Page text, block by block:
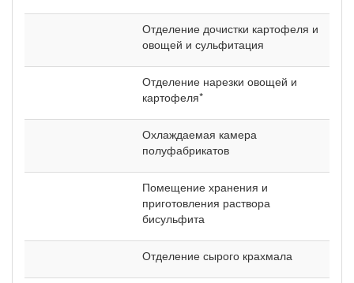
Отделение дочистки картофеля и
овощей и сульфитация
Отделение нарезки овощей и
картофеля*
Охлаждаемая камера
полуфабрикатов
Помещение хранения и
приготовления раствора
бисульфита
Отделение сырого крахмала